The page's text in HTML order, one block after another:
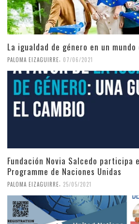
La igualdad de género en un mundo
PALOMA EIZAGUIRRE, 07/06/2021
Fundación Novia Salcedo participa
Programme de Naciones Unidas
PALOMA EIZAGUIRRE 25/05/2021